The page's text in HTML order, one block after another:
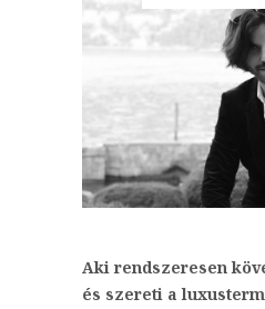
Aki rendszeresen
és szereti a